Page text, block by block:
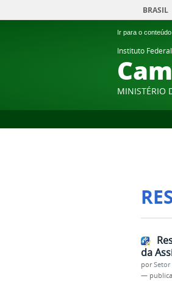
Ir para o conteúdo
BRASIL
Instituto
MINISTÉRIO
da
porSetor
—